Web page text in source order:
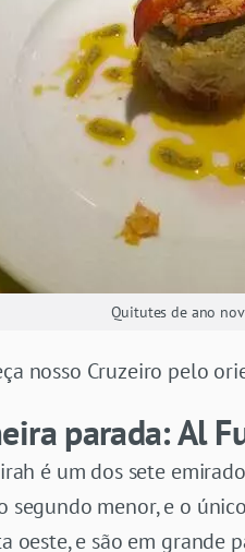
Quitutes de ano
nosso Cruzeiro pelo
parada: Al
é um dos sete
segundo menor, e o
oeste, e são em grande